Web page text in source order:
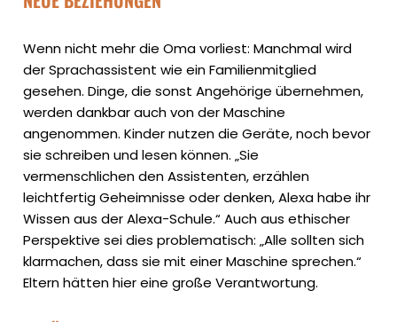
Wenn nicht mehr die Oma vorliest: Manchmal wird
der Sprachassistent wie ein Familienmitglied
gesehen. Dinge, die sonst Angehörige übernehmen,
werden dankbar auch von der Maschine
angenommen. Kinder nutzen die Geräte, noch bevor
sie schreiben und lesen können. „Sie
vermenschlichen den Assistenten, erzählen
leichtfertig Geheimnisse oder denken, Alexa habe ihr
Wissen aus der Alexa-Schule.“ Auch aus ethischer
Perspektive sei dies problematisch: „Alle sollten sich
klarmachen, dass sie mit einer Maschine sprechen.“
Eltern hätten hier eine große Verantwortung.